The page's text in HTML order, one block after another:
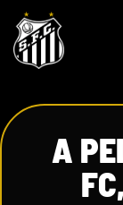
A